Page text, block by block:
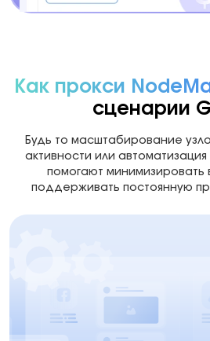
Как прокси
сценарии
Будь то масштабирование
активности или
помогают минимизировать
поддерживать постоянную